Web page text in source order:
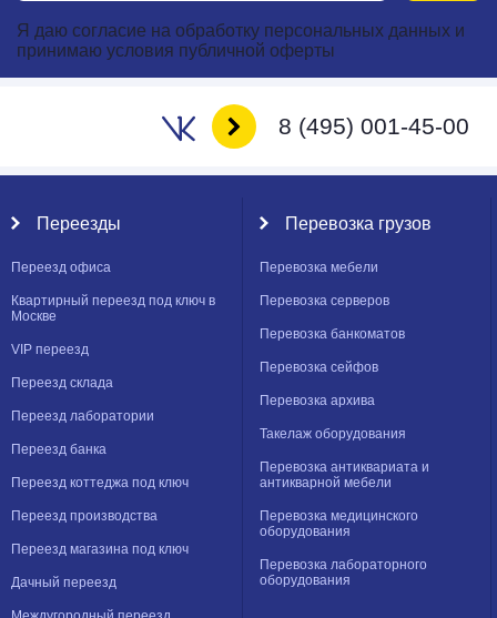
Я даю согласие на обработку персональных данных и
принимаю условия публичной оферты
8 (495) 001-45-00
Переезды
Переезд офиса
Квартирный переезд под ключ в
Москве
VIP переезд
Переезд склада
Переезд лаборатории
Переезд банка
Переезд коттеджа под ключ
Переезд производства
Переезд магазина под ключ
Дачный переезд
Перевозка грузов
Перевозка мебели
Перевозка серверов
Перевозка банкоматов
Перевозка сейфов
Перевозка архива
Такелаж оборудования
Перевозка антиквариата и
антикварной мебели
Перевозка медицинского
оборудования
Перевозка лабораторного
оборудования